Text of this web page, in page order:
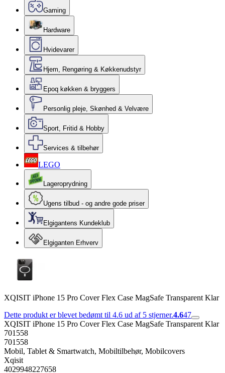
Gaming
Hardware
Hvidevarer
Hjem, Rengøring & Køkkenudstyr
Epoq køkken & bryggers
Personlig pleje, Skønhed & Velvære
Sport, Fritid & Hobby
Services & tilbehør
LEGO
Lageroprydning
Ugens tilbud - og andre gode priser
Elgigantens Kundeklub
Elgiganten Erhverv
XQISIT iPhone 15 Pro Cover Flex Case MagSafe Transparent Klar
Dette produkt er blevet bedømt til 4.6 ud af 5 stjerner.4.647
XQISIT iPhone 15 Pro Cover Flex Case MagSafe Transparent Klar
701558
701558
Mobil, Tablet & Smartwatch, Mobiltilbehør, Mobilcovers
Xqisit
4029948227658